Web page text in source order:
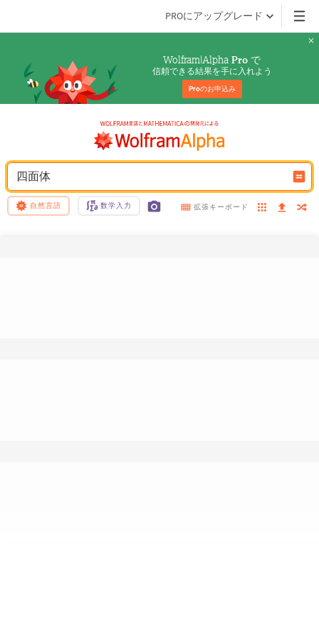
PROにアップグレード
Wolfram|Alpha Pro で
信頼できる結果を手に入れよう
Proのお申込み
四面体
自然言語 数学入力 拡張キーボード